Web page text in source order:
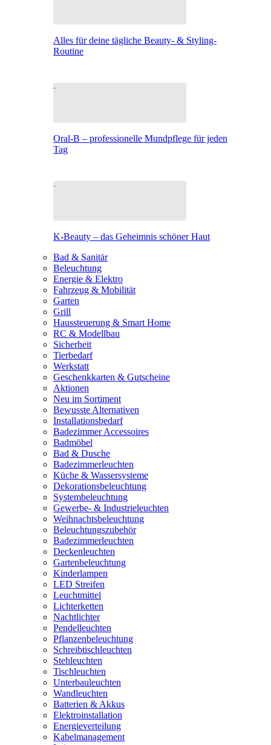
Alles für deine tägliche Beauty- & Styling-
Routine
Oral-B – professionelle Mundpflege für jeden
Tag
K-Beauty – das Geheimnis schöner Haut
Bad & Sanitär
Beleuchtung
Energie & Elektro
Fahrzeug & Mobilität
Garten
Grill
Haussteuerung & Smart Home
RC & Modellbau
Sicherheit
Tierbedarf
Werkstatt
Geschenkkarten & Gutscheine
Aktionen
Neu im Sortiment
Bewusste Alternativen
Installationsbedarf
Badezimmer Accessoires
Badmöbel
Bad & Dusche
Badezimmerleuchten
Küche & Wassersysteme
Dekorationsbeleuchtung
Systembeleuchtung
Gewerbe- & Industrieleuchten
Weihnachtsbeleuchtung
Beleuchtungszubehör
Badezimmerleuchten
Deckenleuchten
Gartenbeleuchtung
Kinderlampen
LED Streifen
Leuchtmittel
Lichterketten
Nachtlichter
Pendelleuchten
Pflanzenbeleuchtung
Schreibtischleuchten
Stehleuchten
Tischleuchten
Unterbauleuchten
Wandleuchten
Batterien & Akkus
Elektroinstallation
Energieverteilung
Kabelmanagement